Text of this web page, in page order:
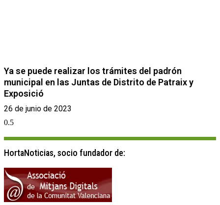
Ya se puede realizar los trámites del padrón
municipal en las Juntas de Distrito de Patraix y
Exposició
26 de junio de 2023
HortaNoticias, socio fundador de: